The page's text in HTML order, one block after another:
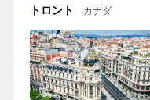
トロント カナダ